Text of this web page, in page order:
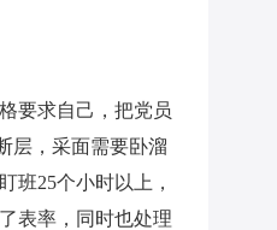
要求自己，把党员
层，采面需要卧溜
班25个小时以上，
表率，同时也处理